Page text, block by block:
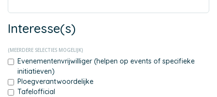
Interesse(s)
(MEERDERE SELECTIES MOGELIJK)
Evenementenvrijwilliger (helpen op events of specifieke
initiatieven)
Ploegverantwoordelijke
Tafelofficial